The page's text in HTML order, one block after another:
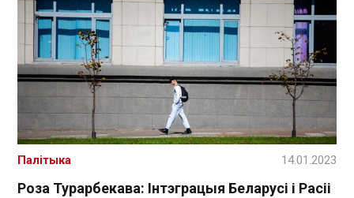
Роза Турарбекава: Інтэграцыя Беларусі і Расіі
Палітыка 14.01.2023